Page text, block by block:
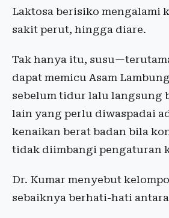
Laktosa berisiko mengalami
sakit perut, hingga diare.
Tak hanya itu,
dapat memicu Asam
sebelum tidur lalu langsung
lain yang perlu diwaspadai
kenaikan berat badan bila
tidak diimbangi pengaturan
Dr. Kumar menyebut
sebaiknya berhati-hati